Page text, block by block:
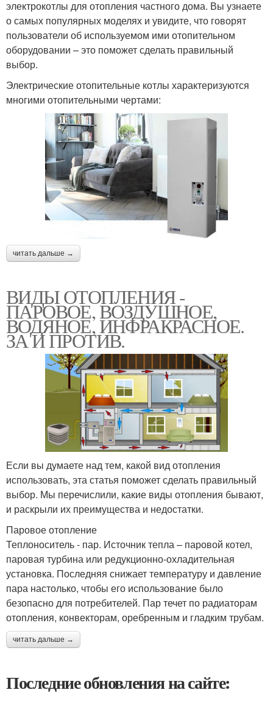
электрокотлы для отопления частного дома. Вы узнаете
о самых популярных моделях и увидите, что говорят
пользователи об используемом ими отопительном
оборудовании – это поможет сделать правильный
выбор.
Электрические отопительные котлы характеризуются
многими отопительными чертами:
читать дальше →
ВИДЫ ОТОПЛЕНИЯ -
ПАРОВОЕ, ВОЗДУШНОЕ,
ВОДЯНОЕ, ИНФРАКРАСНОЕ.
ЗА И ПРОТИВ.
Если вы думаете над тем, какой вид отопления
использовать, эта статья поможет сделать правильный
выбор. Мы перечислили, какие виды отопления бывают,
и раскрыли их преимущества и недостатки.
Паровое отопление
Теплоноситель - пар. Источник тепла – паровой котел,
паровая турбина или редукционно-охладительная
установка. Последняя снижает температуру и давление
пара настолько, чтобы его использование было
безопасно для потребителей. Пар течет по радиаторам
отопления, конвекторам, оребренным и гладким трубам.
читать дальше →
Последние обновления на сайте: